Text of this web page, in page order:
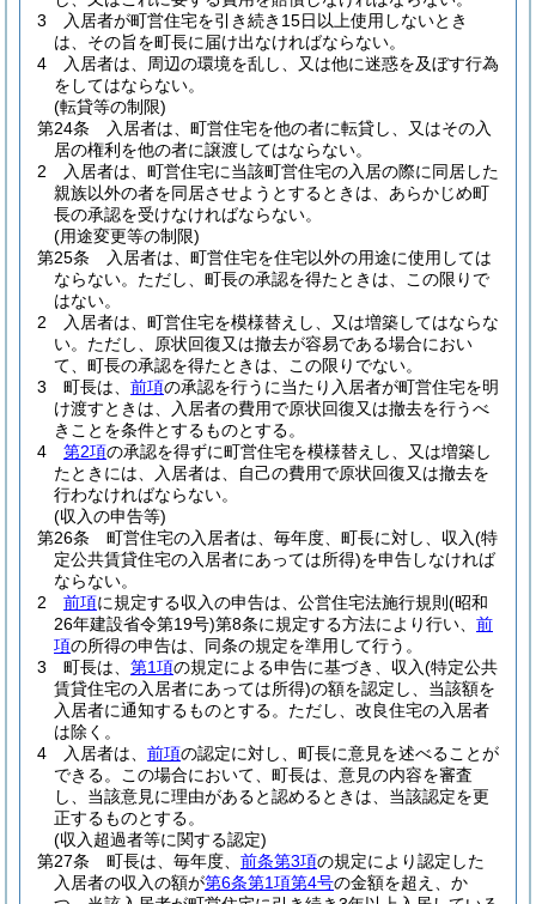
3
入居者が町営住宅を引き続き15日以上使用しないとき
は、その旨を町長に届け出なければならない。
4
入居者は、周辺の環境を乱し、又は他に迷惑を及ぼす行為
をしてはならない。
(転貸等の制限)
第24条
入居者は、町営住宅を他の者に転貸し、又はその入
居の権利を他の者に譲渡してはならない。
2
入居者は、町営住宅に当該町営住宅の入居の際に同居した
親族以外の者を同居させようとするときは、あらかじめ町
長の承認を受けなければならない。
(用途変更等の制限)
第25条
入居者は、町営住宅を住宅以外の用途に使用しては
ならない。 ただし、町長の承認を得たときは、この限りで
はない。
2
入居者は、町営住宅を模様替えし、又は増築してはならな
い。 ただし、原状回復又は撤去が容易である場合におい
て、町長の承認を得たときは、この限りでない。
3
町長は、 前項の承認を行うに当たり入居者が町営住宅を明
け渡すときは、入居者の費用で原状回復又は撤去を行うべ
きことを条件とするものとする。
4
第2項の承認を得ずに町営住宅を模様替えし、又は増築し
たときには、入居者は、自己の費用で原状回復又は撤去を
行わなければならない。
(収入の申告等)
第26条
町営住宅の入居者は、毎年度、町長に対し、収入(特
定公共賃貸住宅の入居者にあっては所得)を申告しなければ
ならない。
2
前項に規定する収入の申告は、公営住宅法施行規則 (昭和
26年建設省令第19号)第8条に規定する方法により行い、 前
項の所得の申告は、同条の規定を準用して行う。
3
町長は、 第1項の規定による申告に基づき、収入(特定公共
賃貸住宅の入居者にあっては所得)の額を認定し、当該額を
入居者に通知するものとする。 ただし、改良住宅の入居者
は除く。
4
入居者は、 前項の認定に対し、町長に意見を述べることが
できる。
この場合において、町長は、意見の内容を審査
し、当該意見に理由があると認めるときは、当該認定を更
正するものとする。
(収入超過者等に関する認定)
第27条
町長は、毎年度、 前条第3項の規定により認定した
入居者の収入の額が第6条第1項第4号の金額を超え、か